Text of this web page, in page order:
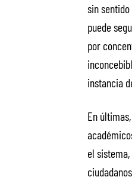
sin
puede
por
instancia
En
el